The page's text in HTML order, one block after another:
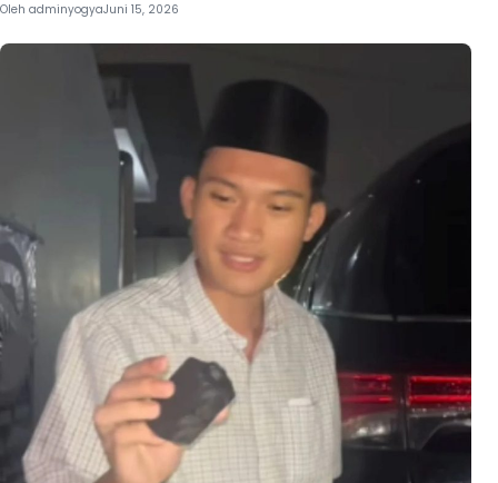
Oleh adminyogyaJuni 15, 2026